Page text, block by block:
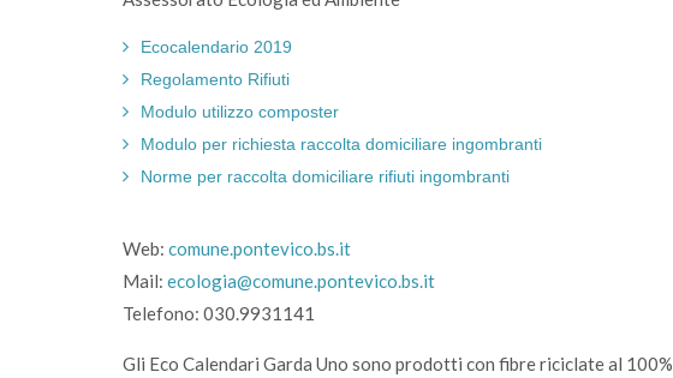
Ecocalendario 2019
Regolamento Rifiuti
Modulo utilizzo composter
Modulo per richiesta raccolta domiciliare ingombranti
Norme per raccolta domiciliare rifiuti ingombranti
Web: comune.pontevico.bs.it
Mail: ecologia@comune.pontevico.bs.it
Telefono: 030.9931141
Gli Eco Calendari Garda Uno sono prodotti con fibre riciclate al 100%